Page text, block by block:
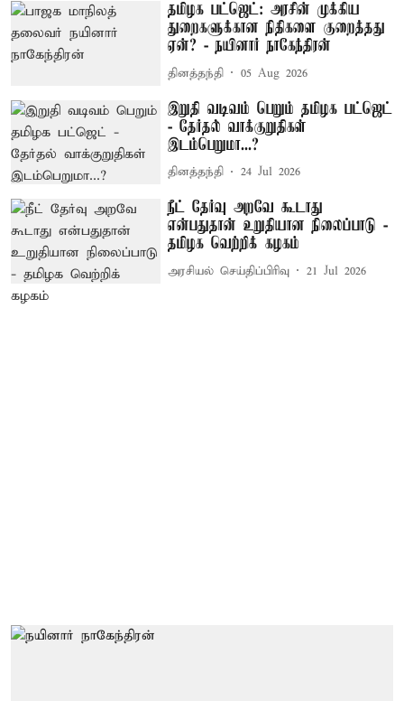
தமிழக பட்ஜெட்: அரசின் முக்கிய
துறைகளுக்கான நிதிகளை குறைத்தது
ஏன்? - நயினார் நாகேந்திரன்
தினத்தந்தி 05 Aug 2026
இறுதி வடிவம் பெறும் தமிழக பட்ஜெட்
- தேர்தல் வாக்குறுதிகள்
இடம்பெறுமா...?
தினத்தந்தி 24 Jul 2026
நீட் தேர்வு அறவே கூடாது
என்பதுதான் உறுதியான நிலைப்பாடு -
தமிழக வெற்றிக் கழகம்
அரசியல் செய்திப்பிரிவு 21 Jul 2026